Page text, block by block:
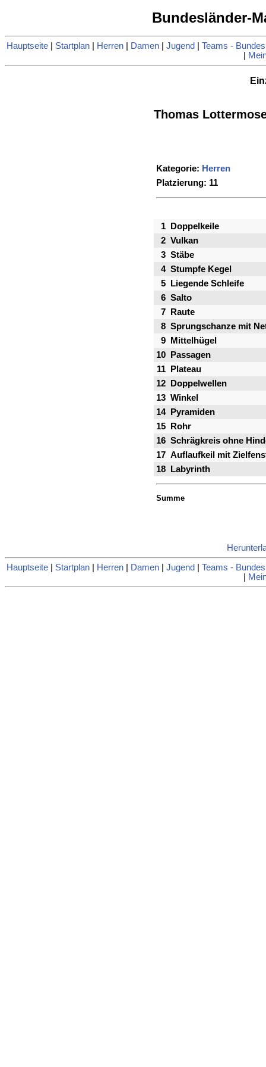
Bundesländer-
Hauptseite| Startplan| Herren| Damen| Jugend
Teams -
Thomas
Kategorie: Herren
Platzierung: 11
1
Doppelkeile
2 Vulkan
3 Stäbe
4 Stumpfe Kegel
5
Liegende Schleife
6 Salto
7
Raute
8 Sprungschanze mit
9
Mittelhügel
10
Passagen
11
Plateau
12
Doppelwellen
13 Winkel
14
Pyramiden
15
Rohr
16 Schrägkreis ohne
17 Auflaufkeil mit
18
Labyrinth
Summe
Hauptseite| Startplan| Herren| Damen| Jugend
Teams -